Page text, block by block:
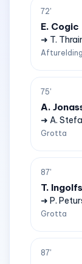
72'
E. Cogic
➜ T.
Afturelding
75'
A.
➜ A.
Grotta
87'
T.
➜ P.
Grotta
87'